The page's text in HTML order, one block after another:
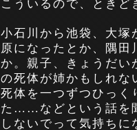
こういるので、ときど
小石川から池袋、大塚
原になったとか、隅
か。親子、きょうだ
の死体が姉かもしれな
死体を一つずつひっく
た……などという話を
しないでって気持ちに